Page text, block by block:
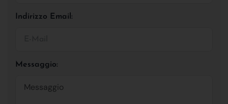
Indirizzo Email:
Messaggio: